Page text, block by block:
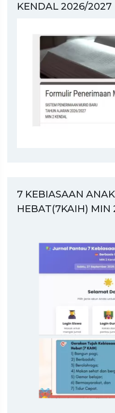
KENDAL 2026/2027
7 KEBIASAAN
HEBAT(7KAIH) MIN